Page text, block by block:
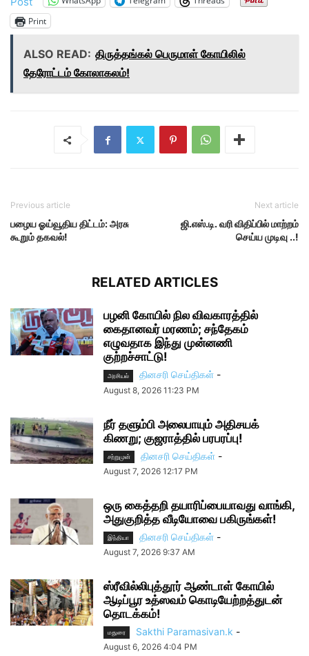
Print
ALSO READ: திருத்தங்கல் பெருமாள் கோயிலில்
தேரோட்டம் கோலாகலம்!
Previous article
பழைய ஓய்வூதிய திட்டம்: அரசு
கூறும் தகவல்!
Next article
ஜி.எஸ்.டி. வரி விதிப்பில் மாற்றம்
செய்ய முடிவு ..!
RELATED ARTICLES
பழனி கோயில் நில விவகாரத்தில்
கைதானவர் மரணம்; சந்தேகம்
எழுவதாக இந்து முன்னணி
குற்றச்சாட்டு!
அரசியல் தினசரி செய்திகள் -
August 8, 2026 11:23 PM
நீர் தளும்பி அலைபாயும் அதிசயக்
கிணறு; குஜராத்தில் பரபரப்பு!
சற்றுமுன் தினசரி செய்திகள் -
August 7, 2026 12:17 PM
ஒரு கைத்தறி தயாரிப்பையாவது வாங்கி,
அதுகுறித்த வீடியோவை பகிருங்கள்!
இந்தியா தினசரி செய்திகள் -
August 7, 2026 9:37 AM
ஸ்ரீவில்லிபுத்தூர் ஆண்டாள் கோயில்
ஆடிப்பூர உத்ஸவம் கொடியேற்றத்துடன்
தொடக்கம்!
மதுரை Sakthi Paramasivan.k -
August 6, 2026 4:04 PM